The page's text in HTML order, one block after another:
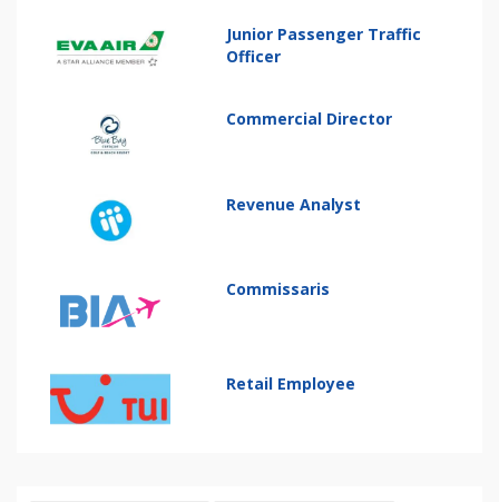
Junior Passenger Traffic
Officer
Commercial Director
Revenue Analyst
Commissaris
Retail Employee